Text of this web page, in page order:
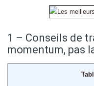
1 – Conseils de
momentum, pas